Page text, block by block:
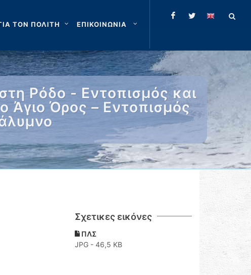
ΤΟΝ ΠΟΛΙΤΗ ΕΠΙΚΟΙΝΩΝΙΑ
Ρόδο - Εντοπισμός και
Όρος – Εντοπισμός
Σχετικες εικόνες
ΠΛΣ
JPG - 46,5 KB